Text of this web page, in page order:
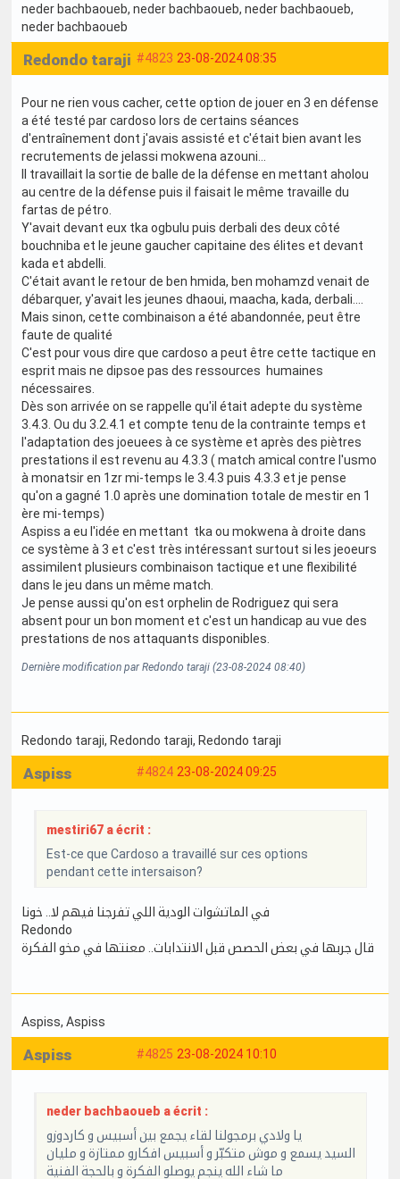
neder bachbaoueb, neder bachbaoueb, neder bachbaoueb,
neder bachbaoueb
#4823 23-08-2024 08:35
Redondo taraji
Pour ne rien vous cacher, cette option de jouer en 3 en défense
a été testé par cardoso lors de certains séances
d'entraînement dont j'avais assisté et c'était bien avant les
recrutements de jelassi mokwena azouni...
Il travaillait la sortie de balle de la défense en mettant aholou
au centre de la défense puis il faisait le même travaille du
fartas de pétro.
Y'avait devant eux tka ogbulu puis derbali des deux côté
bouchniba et le jeune gaucher capitaine des élites et devant
kada et abdelli.
C'était avant le retour de ben hmida, ben mohamzd venait de
débarquer, y'avait les jeunes dhaoui, maacha, kada, derbali....
Mais sinon, cette combinaison a été abandonnée, peut être
faute de qualité
C'est pour vous dire que cardoso a peut être cette tactique en
esprit mais ne dipsoe pas des ressources humaines
nécessaires.
Dès son arrivée on se rappelle qu'il était adepte du système
3.4.3. Ou du 3.2.4.1 et compte tenu de la contrainte temps et
l'adaptation des joeuees à ce système et après des piètres
prestations il est revenu au 4.3.3 ( match amical contre l'usmo
à monatsir en 1zr mi-temps le 3.4.3 puis 4.3.3 et je pense
qu'on a gagné 1.0 après une domination totale de mestir en 1
ère mi-temps)
Aspiss a eu l'idée en mettant tka ou mokwena à droite dans
ce système à 3 et c'est très intéressant surtout si les jeoeurs
assimilent plusieurs combinaison tactique et une flexibilité
dans le jeu dans un même match.
Je pense aussi qu'on est orphelin de Rodriguez qui sera
absent pour un bon moment et c'est un handicap au vue des
prestations de nos attaquants disponibles.
Dernière modification par Redondo taraji (23-08-2024 08:40)
Redondo taraji, Redondo taraji, Redondo taraji
#4824 23-08-2024 09:25
Aspiss
mestiri67 a écrit :
Est-ce que Cardoso a travaillé sur ces options
pendant cette intersaison?
في الماتشوات الودية اللي تفرجنا فيهم لا.. خونا
Redondo
قال جربها في بعض الحصص قبل الانتدابات.. معنتها في مخو الفكرة
Aspiss, Aspiss
#4825 23-08-2024 10:10
Aspiss
neder bachbaoueb a écrit :
يا ولادي برمجولنا لقاء يجمع بين أسبيس و كاردوزو
السيد يسمع و موش متكبّر و أسبيس افكارو ممتازة و مليان
ما شاء الله ينجم يوصلو الفكرة و بالحجة الفنية